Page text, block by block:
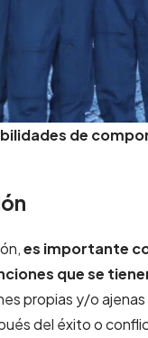
de
es importante
que se
propias y/o
del éxito o